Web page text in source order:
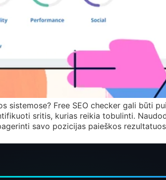
sistemose? Free SEO checker gali būti
sritis, kurias reikia tobulinti.
savo pozicijas paieškos